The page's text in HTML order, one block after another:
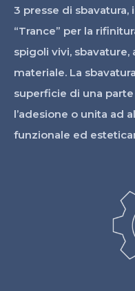
3 presse di
“Trance” per la
spigoli vivi,
materiale. La
superficie di una
l’adesione o unita ad
funzionale ed